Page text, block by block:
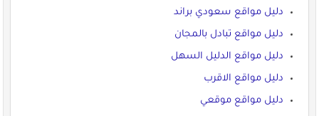
دليل مواقع سعودي براند
دليل مواقع تبادل بالمجان
دليل مواقع الدليل السهل
دليل مواقع الاقرب
دليل مواقع موقعي